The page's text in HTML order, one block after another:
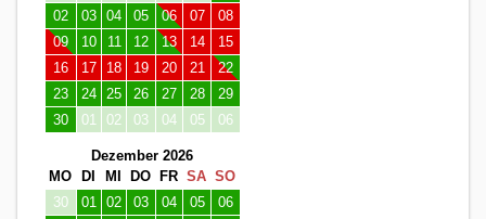
02
03 04 05 06 07
08
09
10 11 12 13 14
15
16
17 18 19 20 21
22
23
24 25 26 27 28
29
30
01 02 03 04 05 06
Dezember 2026
MO
DI MI DO FR SA SO
30
01 02 03 04 05
06